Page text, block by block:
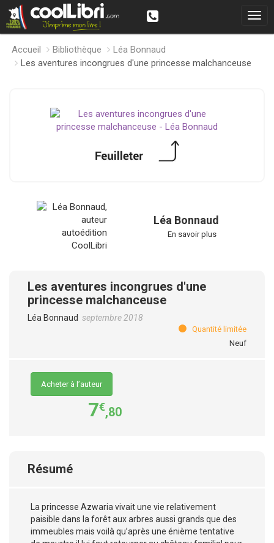
Accueil Bibliothèque
Léa Bonnaud
Les aventures incongrues d'une princesse malchanceuse
Léa Bonnaud
En savoir plus
Les aventures incongrues d'une
princesse malchanceuse
Léa Bonnaud septembre 2018
Quantité limitée
Neuf
Acheter à l’auteur
7€,80
Résumé
La princesse Azwaria vivait une vie relativement
paisible dans la forêt aux arbres aussi grands que des
immeubles mais voilà qu’après une énième tentative